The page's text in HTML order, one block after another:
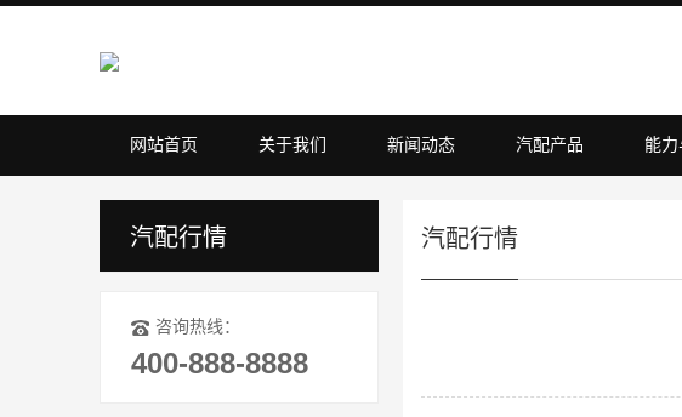
网站首页 关于我们 新闻动态 汽配产品 能
汽配行情
咨询热线：
400-888-8888
汽配行情